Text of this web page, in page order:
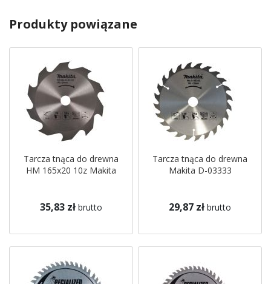
Produkty powiązane
Tarcza tnąca do drewna
HM 165x20 10z Makita
35,83 zł brutto
Tarcza tnąca do drewna
Makita D-03333
29,87 zł brutto